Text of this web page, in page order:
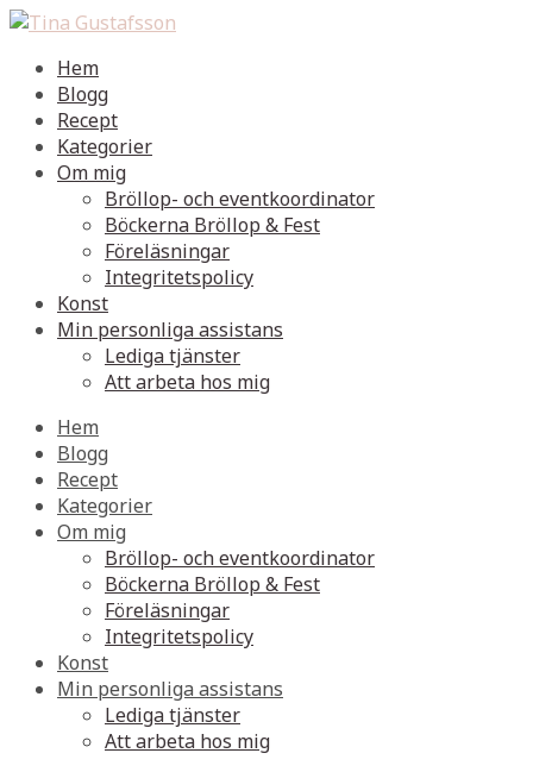
Hem
Blogg
Recept
Kategorier
Om mig
Bröllop- och eventkoordinator
Böckerna Bröllop & Fest
Föreläsningar
Integritetspolicy
Konst
Min personliga assistans
Lediga tjänster
Att arbeta hos mig
Hem
Blogg
Recept
Kategorier
Om mig
Bröllop- och eventkoordinator
Böckerna Bröllop & Fest
Föreläsningar
Integritetspolicy
Konst
Min personliga assistans
Lediga tjänster
Att arbeta hos mig